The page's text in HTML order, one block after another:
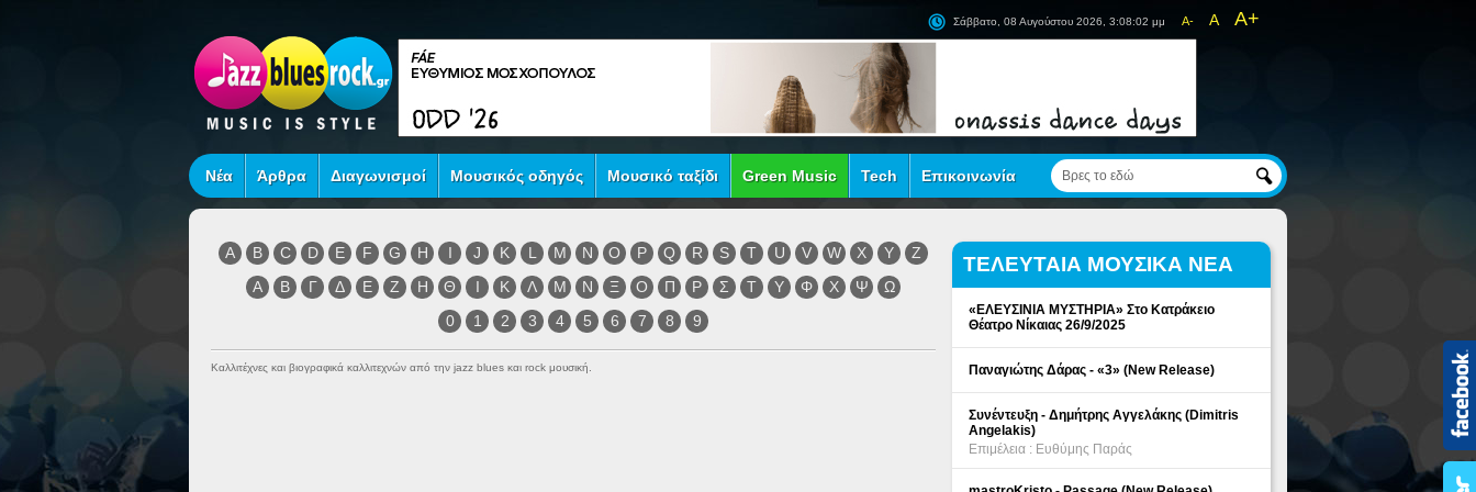
A- A A+
Σάββατο, 08 Αυγούστου 2026, 3:08:02 μμ
Νέα Άρθρα Διαγωνισμοί Μουσικός οδηγός Μουσικό ταξίδι Green Music Tech Επικοινωνία
A B C D E F G H I J K L M N O P Q R S T U V W X Y
Z
Α
Β Γ Δ Ε Ζ Η Θ Ι Κ Λ Μ Ν Ξ Ο Π Ρ Σ Τ Υ Φ Χ Ψ
Ω
0
1 2 3 4 5 6 7 8 9
Καλλιτέχνες και βιογραφικά καλλιτεχνών από την jazz blues και rock μουσική.
ΤΕΛΕΥΤΑΙΑ ΜΟΥΣΙΚΑ ΝΕΑ
«ΕΛΕΥΣΙΝΙΑ ΜΥΣΤΗΡΙΑ» Στο Κατράκειο
Θέατρο Νίκαιας 26/9/2025
Παναγιώτης Δάρας - «3» (New Release)
Συνέντευξη - Δημήτρης Αγγελάκης (Dimitris
Angelakis)
Επιμέλεια : Ευθύμης Παράς